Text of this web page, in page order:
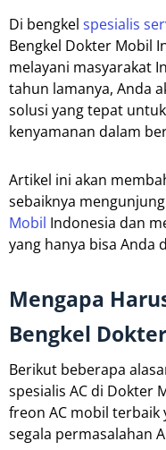
Di bengkel spesialis
Bengkel Dokter Mobil
melayani masyarakat
tahun lamanya, Anda
solusi yang tepat
kenyamanan dalam
Artikel ini akan
sebaiknya
Mobil Indonesia dan
yang hanya bisa Anda
Mengapa
Bengkel
Berikut beberapa
spesialis AC di Dokter
freon AC mobil terbaik
segala permasalahan